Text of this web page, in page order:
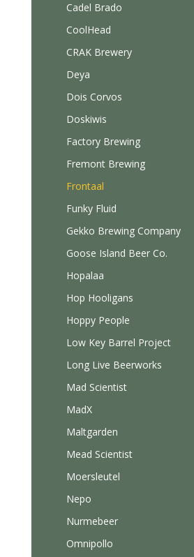
Cadel Brado
CoolHead
CRAK Brewery
Deya
Dois Corvos
Doskiwis
Factory Brewing
Fremont Brewing
Frontaal
Funky Fluid
Gekko Brewing Company
Goose Island Beer Co.
Hopalaa
Hop Hooligans
Hoppy People
Low Key Barrel Project
Long Live Beerworks
Mad Scientist
MadX
Maltgarden
Mead Scientist
Moersleutel
Nepo
Nurmebeer
Omnipollo